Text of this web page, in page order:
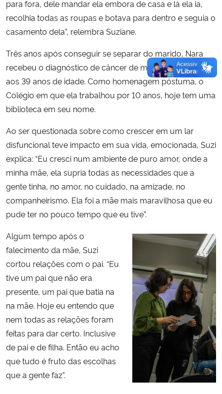
para fora, dele mandar ela embora de casa e lá ela ia,
recolhia todas as roupas e botava para dentro e seguia o
casamento dela”, relembra Suziane.
Três anos após conseguir se separar do marido, Nara
recebeu o diagnóstico de câncer de mama. Ela faleceu
aos 39 anos de idade. Como homenagem póstuma, o
Colégio em que ela trabalhou por 10 anos, hoje tem uma
biblioteca em seu nome.
Ao ser questionada sobre como crescer em um lar
disfuncional teve impacto em sua vida, emocionada, Suzi
explica: “Eu cresci num ambiente de puro amor, onde a
minha mãe, ela supria todas as necessidades que a
gente tinha, no amor, no cuidado, na amizade, no
companheirismo. Ela foi a mãe mais maravilhosa que eu
pude ter no pouco tempo que eu tive”.
Algum tempo após o
falecimento da mãe, Suzi
cortou relações com o pai. “Eu
tive um pai que não era
presente, um pai que batia na
na mãe. Hoje eu entendo que
nem todas as relações foram
feitas para dar certo. Inclusive
de pai e de filha. Então eu acho
que tudo é fruto das escolhas
que a gente faz”.